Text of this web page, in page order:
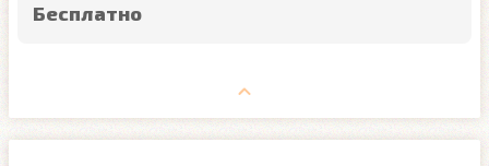
Бесплатно